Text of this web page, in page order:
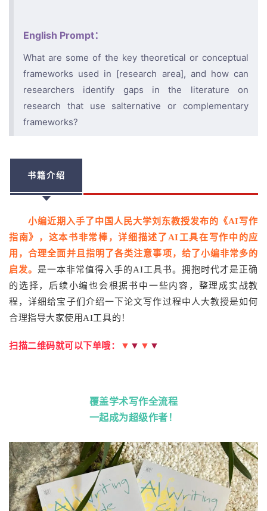
English Prompt：
What are some of the key theoretical or conceptual
frameworks used in [research area], and how can
researchers identify gaps in the literature on
research that use salternative or complementary
frameworks?
书籍介绍
小编近期入手了中国人民大学刘东教授发布的《AI写作
指南》，这本书非常棒，详细描述了AI工具在写作中的应
用，合理全面并且指明了各类注意事项，给了小编非常多的
启发。是一本非常值得入手的AI工具书。拥抱时代才是正确
的选择，后续小编也会根据书中一些内容，整理成实战教
程，详细给宝子们介绍一下论文写作过程中人大教授是如何
合理指导大家使用AI工具的！
扫描二维码就可以下单哦： ▼ ▼ ▼ ▼
覆盖学术写作全流程
一起成为超级作者！